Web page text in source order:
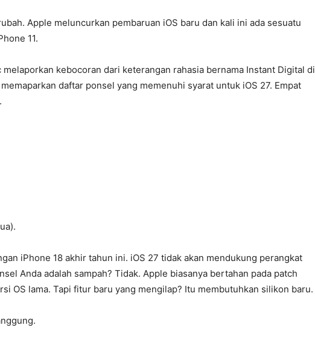
Apple meluncurkan pembaruan iOS baru dan kali ini ada sesuatu
11.
melaporkan kebocoran dari keterangan rahasia bernama Instant Digital di
daftar ponsel yang memenuhi syarat untuk iOS 27. Empat
iPhone 18 akhir tahun ini. iOS 27 tidak akan mendukung perangkat
Anda adalah sampah? Tidak. Apple biasanya bertahan pada patch
OS lama. Tapi fitur baru yang mengilap? Itu membutuhkan silikon baru.